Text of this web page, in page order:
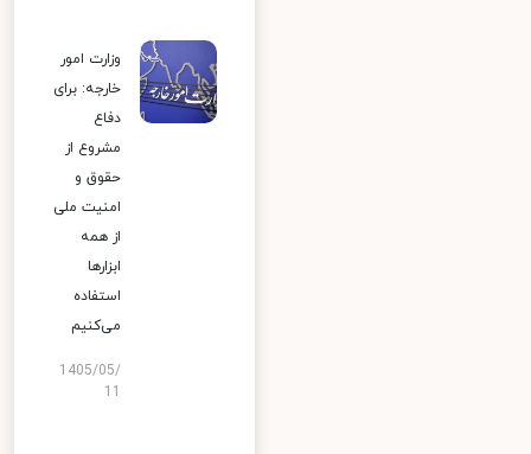
وزارت امور
خارجه: برای
دفاع
مشروع از
حقوق و
امنیت ملی
از همه
ابزارها
استفاده
می‌کنیم
1405/05/